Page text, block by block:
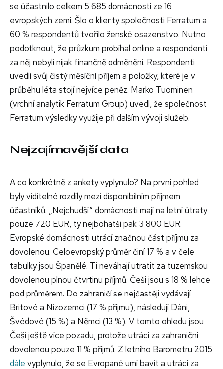
se účastnilo celkem 5 685 domácností ze 16
evropských zemí. Šlo o klienty společnosti Ferratum a
60 % respondentů tvořilo ženské osazenstvo. Nutno
podotknout, že průzkum probíhal online a respondenti
za něj nebyli nijak finančně odměněni. Respondenti
uvedli svůj čistý měsíční příjem a položky, které je v
průběhu léta stojí nejvíce peněz. Marko Tuominen
(vrchní analytik Ferratum Group) uvedl, že společnost
Ferratum výsledky využije při dalším vývoji služeb.
Nejzajímavější data
A co konkrétně z ankety vyplynulo? Na první pohled
byly viditelné rozdíly mezi disponibilním příjmem
účastníků. „Nejchudší“ domácnosti mají na letní útraty
pouze 720 EUR, ty nejbohatší pak 3 800 EUR.
Evropské domácnosti utrácí značnou část příjmu za
dovolenou. Celoevropský průměr činí 17 % a v čele
tabulky jsou Španělé. Ti neváhají utratit za tuzemskou
dovolenou plnou čtvrtinu příjmů. Češi jsou s 18 % lehce
pod průměrem. Do zahraničí se nejčastěji vydávají
Britové a Nizozemci (17 % příjmu), následují Dáni,
Švédové (15 %) a Němci (13 %). V tomto ohledu jsou
Češi ještě více pozadu, protože utrácí za zahraniční
dovolenou pouze 11 % příjmů. Z letního Barometru 2015
dále vyplynulo, že se Evropané umí bavit a utrácí za